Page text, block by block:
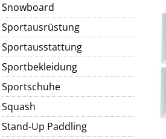
Snowboard
Sportausrüstung
Sportausstattung
Sportbekleidung
Sportschuhe
Squash
Stand-Up Paddling